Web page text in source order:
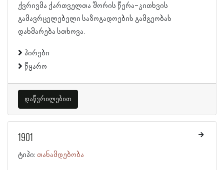
ქვრივმა ქართველთა შორის წერა-კითხვის
გამავრცელებელი საზოგადოების გამგეობას
დახმარება სთხოვა.
პირები
წყარო
დაწვრილებით
1901
ტიპი: თანამდებობა